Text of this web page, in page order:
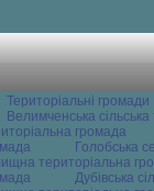
Територіальні громади
Велимченська
громада
Голобська
територіальна
Дубівська